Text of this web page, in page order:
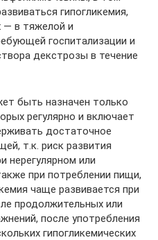
гипогликемия,
— в тяжелой и
госпитализации и
декстрозы в течение
быть назначен только
регулярно и включает
достаточное
т.к. риск развития
нерегулярном или
при потреблении пищи,
чаще развивается при
продолжительных или
после употребления
гипогликемических